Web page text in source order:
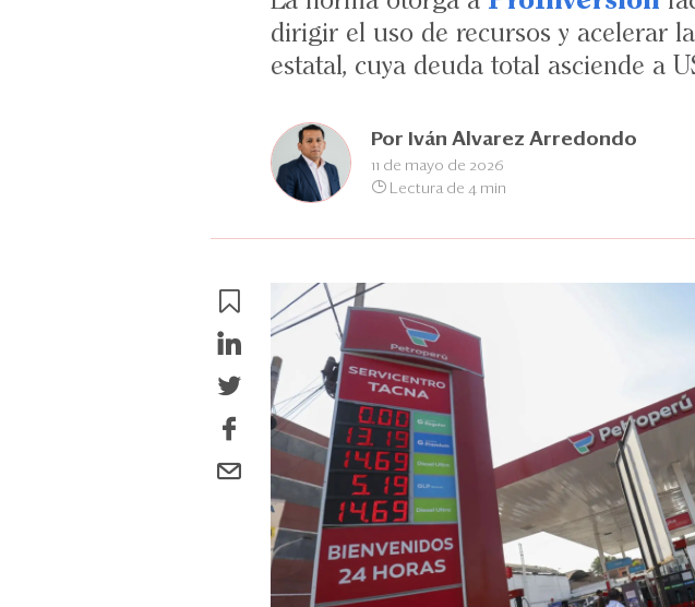
dirigir el uso de recursos y acelerar
estatal, cuya deuda total asciende a
Por Iván Alvarez Arredondo
11 de mayo de 2026
Lectura de 4 min